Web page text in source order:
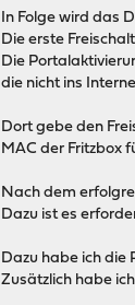
In Folge wird das
Die erste
Die
die nicht ins
Dort gebe den
MAC der Fritzbox
Nach dem
Dazu ist es
Dazu habe ich die
Zusätzlich habe